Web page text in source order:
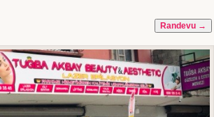
Randevu →